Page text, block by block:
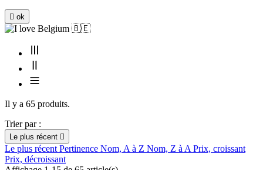
 ok
Il y a 65 produits.
Trier par :
Le plus récent 
Le plus récent Pertinence Nom, A à Z Nom, Z à A Prix, croissant
Prix, décroissant